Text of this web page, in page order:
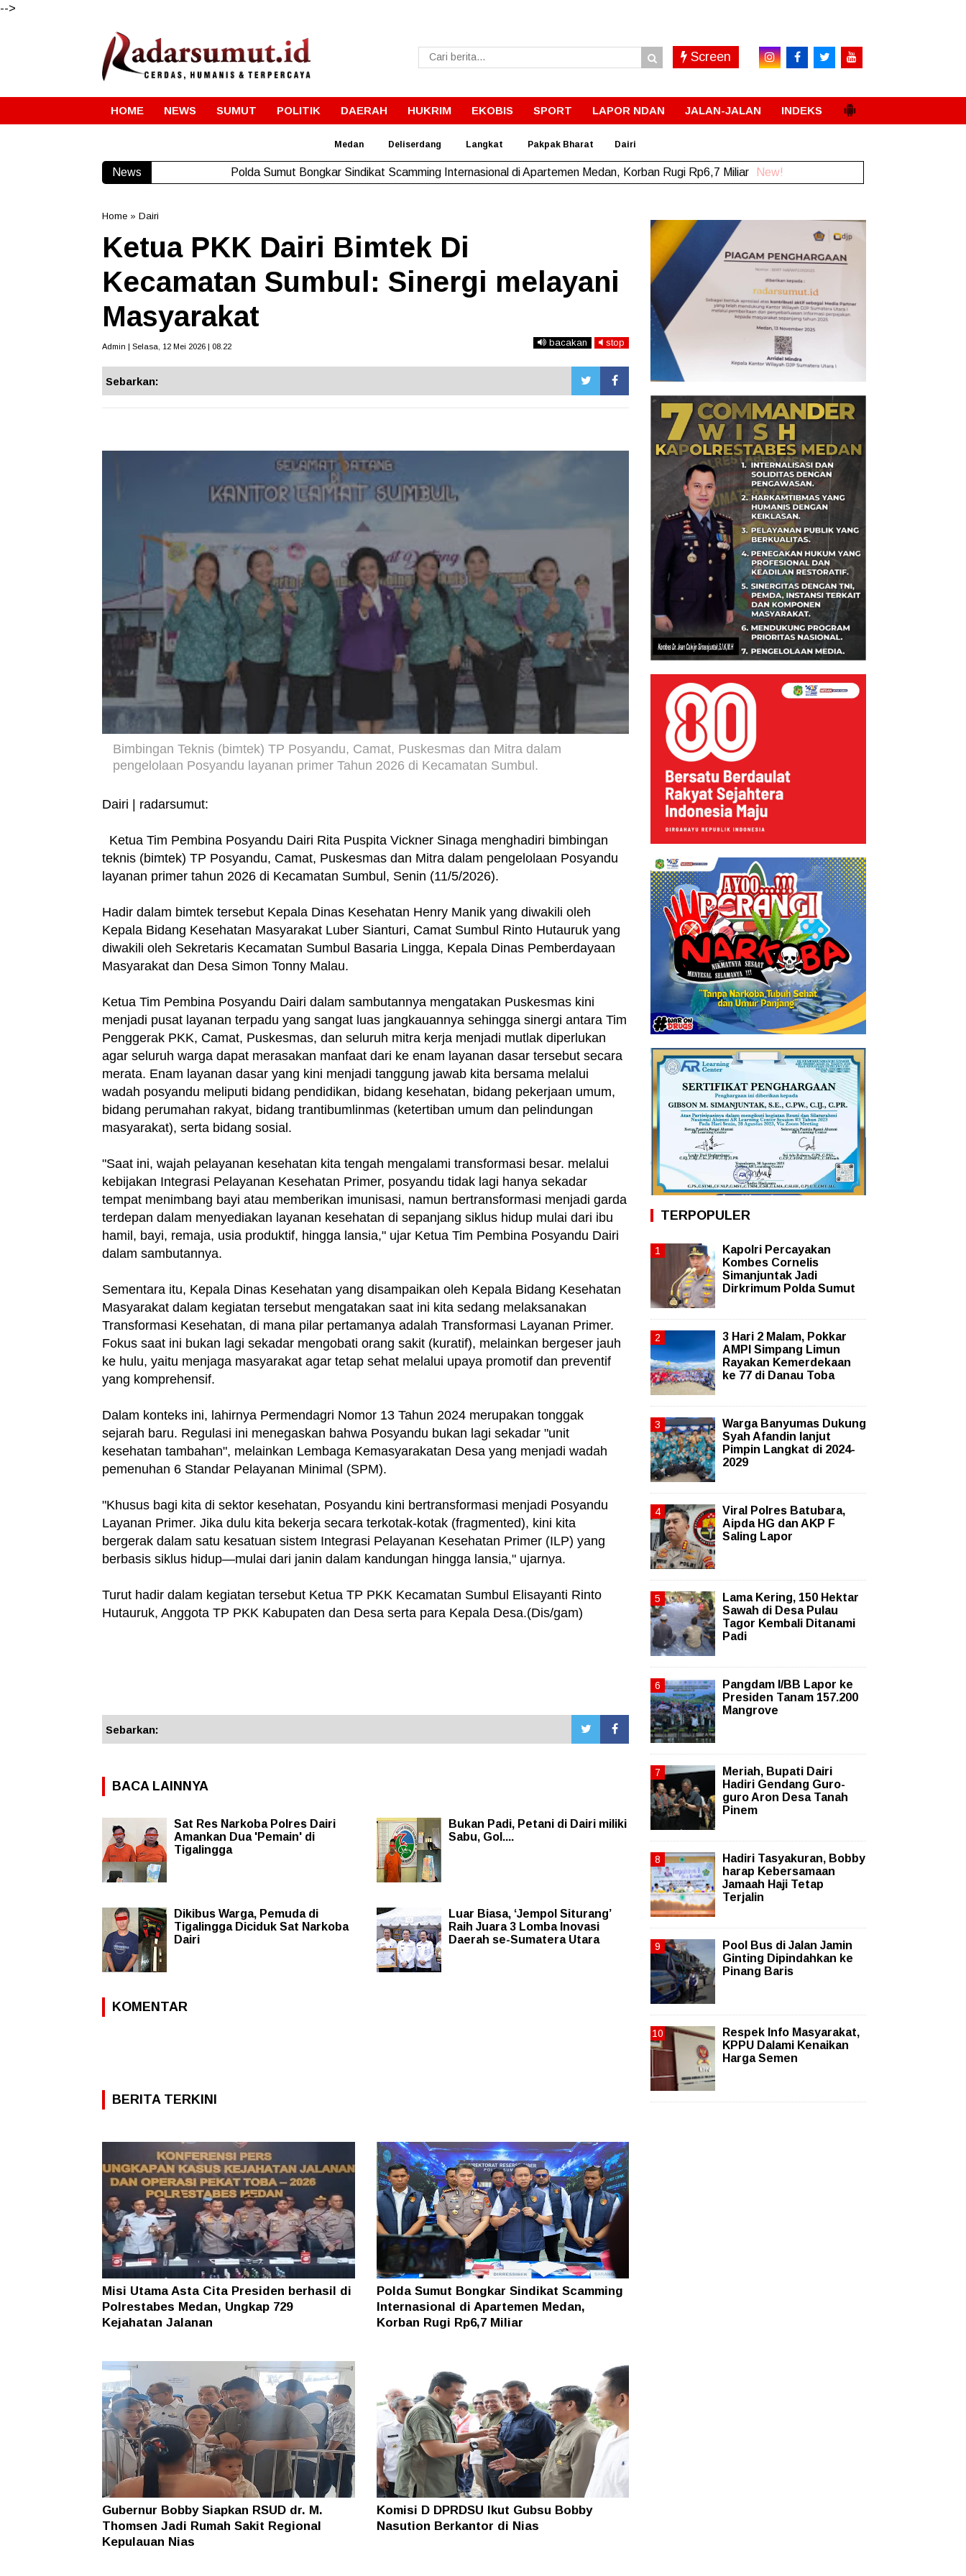
-->
Screen
HOME NEWS SUMUT POLITIK DAERAH HUKRIM EKOBIS SPORT LAPOR NDAN JALAN-JALAN INDEKS
Medan Deliserdang Langkat Pakpak Bharat Dairi
News Polda Sumut Bongkar Sindikat Scamming Internasional di Apartemen Medan, Korban Rugi Rp6,7 Miliar New!
Home » Dairi
Ketua PKK Dairi Bimtek Di
Kecamatan Sumbul: Sinergi melayani
Masyarakat
Admin | Selasa, 12 Mei 2026 | 08.22 bacakan stop
Sebarkan:
Bimbingan Teknis (bimtek) TP Posyandu, Camat, Puskesmas dan Mitra dalam
pengelolaan Posyandu layanan primer Tahun 2026 di Kecamatan Sumbul.
Dairi | radarsumut:
Ketua Tim Pembina Posyandu Dairi Rita Puspita Vickner Sinaga menghadiri bimbingan
teknis (bimtek) TP Posyandu, Camat, Puskesmas dan Mitra dalam pengelolaan Posyandu
layanan primer tahun 2026 di Kecamatan Sumbul, Senin (11/5/2026).
Hadir dalam bimtek tersebut Kepala Dinas Kesehatan Henry Manik yang diwakili oleh
Kepala Bidang Kesehatan Masyarakat Luber Sianturi, Camat Sumbul Rinto Hutauruk yang
diwakili oleh Sekretaris Kecamatan Sumbul Basaria Lingga, Kepala Dinas Pemberdayaan
Masyarakat dan Desa Simon Tonny Malau.
Ketua Tim Pembina Posyandu Dairi dalam sambutannya mengatakan Puskesmas kini
menjadi pusat layanan terpadu yang sangat luas jangkauannya sehingga sinergi antara Tim
Penggerak PKK, Camat, Puskesmas, dan seluruh mitra kerja menjadi mutlak diperlukan
agar seluruh warga dapat merasakan manfaat dari ke enam layanan dasar tersebut secara
merata. Enam layanan dasar yang kini menjadi tanggung jawab kita bersama melalui
wadah posyandu meliputi bidang pendidikan, bidang kesehatan, bidang pekerjaan umum,
bidang perumahan rakyat, bidang trantibumlinmas (ketertiban umum dan pelindungan
masyarakat), serta bidang sosial.
"Saat ini, wajah pelayanan kesehatan kita tengah mengalami transformasi besar. melalui
kebijakan Integrasi Pelayanan Kesehatan Primer, posyandu tidak lagi hanya sekadar
tempat menimbang bayi atau memberikan imunisasi, namun bertransformasi menjadi garda
terdepan dalam menyediakan layanan kesehatan di sepanjang siklus hidup mulai dari ibu
hamil, bayi, remaja, usia produktif, hingga lansia," ujar Ketua Tim Pembina Posyandu Dairi
dalam sambutannya.
Sementara itu, Kepala Dinas Kesehatan yang disampaikan oleh Kepala Bidang Kesehatan
Masyarakat dalam kegiatan tersebut mengatakan saat ini kita sedang melaksanakan
Transformasi Kesehatan, di mana pilar pertamanya adalah Transformasi Layanan Primer.
Fokus saat ini bukan lagi sekadar mengobati orang sakit (kuratif), melainkan bergeser jauh
ke hulu, yaitu menjaga masyarakat agar tetap sehat melalui upaya promotif dan preventif
yang komprehensif.
Dalam konteks ini, lahirnya Permendagri Nomor 13 Tahun 2024 merupakan tonggak
sejarah baru. Regulasi ini menegaskan bahwa Posyandu bukan lagi sekadar "unit
kesehatan tambahan", melainkan Lembaga Kemasyarakatan Desa yang menjadi wadah
pemenuhan 6 Standar Pelayanan Minimal (SPM).
"Khusus bagi kita di sektor kesehatan, Posyandu kini bertransformasi menjadi Posyandu
Layanan Primer. Jika dulu kita bekerja secara terkotak-kotak (fragmented), kini kita
bergerak dalam satu kesatuan sistem Integrasi Pelayanan Kesehatan Primer (ILP) yang
berbasis siklus hidup—mulai dari janin dalam kandungan hingga lansia," ujarnya.
Turut hadir dalam kegiatan tersebut Ketua TP PKK Kecamatan Sumbul Elisayanti Rinto
Hutauruk, Anggota TP PKK Kabupaten dan Desa serta para Kepala Desa.(Dis/gam)
Sebarkan:
BACA LAINNYA
Sat Res Narkoba Polres Dairi
Amankan Dua 'Pemain' di
Tigalingga
Bukan Padi, Petani di Dairi miliki
Sabu, Gol....
Dikibus Warga, Pemuda di
Tigalingga Diciduk Sat Narkoba
Dairi
Luar Biasa, ‘Jempol Siturang’
Raih Juara 3 Lomba Inovasi
Daerah se-Sumatera Utara
KOMENTAR
BERITA TERKINI
Misi Utama Asta Cita Presiden berhasil di
Polrestabes Medan, Ungkap 729
Kejahatan Jalanan
Polda Sumut Bongkar Sindikat Scamming
Internasional di Apartemen Medan,
Korban Rugi Rp6,7 Miliar
Gubernur Bobby Siapkan RSUD dr. M.
Thomsen Jadi Rumah Sakit Regional
Kepulauan Nias
Komisi D DPRDSU Ikut Gubsu Bobby
Nasution Berkantor di Nias
TERPOPULER
Kapolri Percayakan
Kombes Cornelis
Simanjuntak Jadi
Dirkrimum Polda Sumut
3 Hari 2 Malam, Pokkar
AMPI Simpang Limun
Rayakan Kemerdekaan
ke 77 di Danau Toba
Warga Banyumas Dukung
Syah Afandin lanjut
Pimpin Langkat di 2024-
2029
Viral Polres Batubara,
Aipda HG dan AKP F
Saling Lapor
Lama Kering, 150 Hektar
Sawah di Desa Pulau
Tagor Kembali Ditanami
Padi
Pangdam I/BB Lapor ke
Presiden Tanam 157.200
Mangrove
Meriah, Bupati Dairi
Hadiri Gendang Guro-
guro Aron Desa Tanah
Pinem
Hadiri Tasyakuran, Bobby
harap Kebersamaan
Jamaah Haji Tetap
Terjalin
Pool Bus di Jalan Jamin
Ginting Dipindahkan ke
Pinang Baris
Respek Info Masyarakat,
KPPU Dalami Kenaikan
Harga Semen